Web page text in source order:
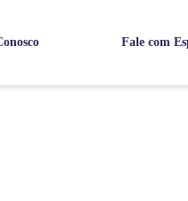
Fale com